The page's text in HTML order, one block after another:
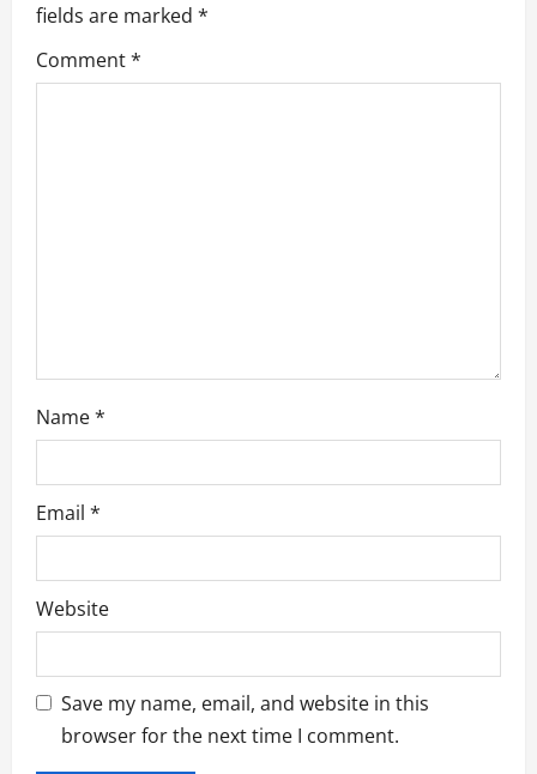
fields are marked *
Comment*
Name*
Email *
Website
Save my name, email, and website in this
browser for the next time I comment.